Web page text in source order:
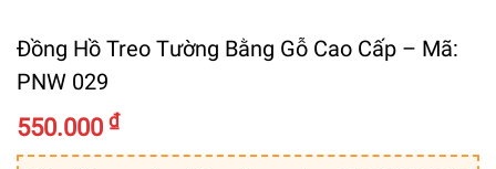
Đồng Hồ Treo Tường Bằng Gỗ Cao Cấp – Mã:
PNW 029
550.000 ₫